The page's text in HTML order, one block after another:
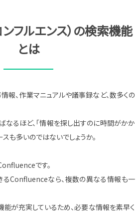
フルエンス）の検索機能
とは
報、作業マニュアルや議事録など、数多くの
なるほど、「情報を探し出すのに時間がかか
も多いのではないでしょうか。
です。
るConfluenceなら、複数の異なる情報も一
が充実しているため、必要な情報を素早く